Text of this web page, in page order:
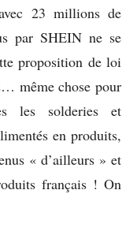
23 millions de
par SHEIN ne se
proposition de loi
même chose pour
les solderies et
en produits,
« d’ailleurs » et
français ! On